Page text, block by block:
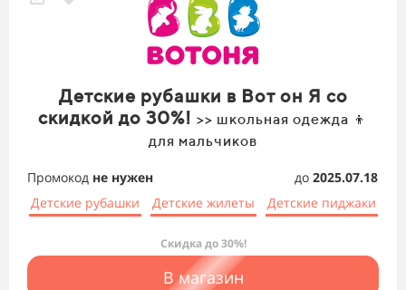
Детские рубашки в Вот он Я со
скидкой до 30%! >> школьная одежда 👦
для мальчиков
Промокод не нужен до 2025.07.18
Детские рубашки
Детские жилеты Детские пиджаки
Скидка до 30%!
В магазин